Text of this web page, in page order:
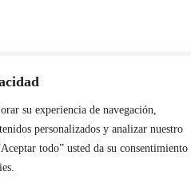
su experiencia de navegación,
personalizados y analizar nuestro
todo” usted da su consentimiento